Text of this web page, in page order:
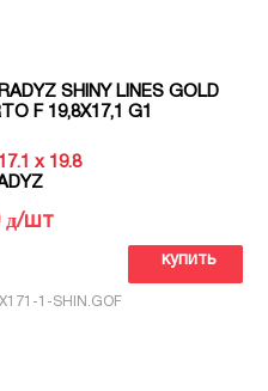
SHINY LINES GOLD
F 19,8X17,1 G1
17.1 x 19.8
д/шт
купить
1-SHIN.GOF